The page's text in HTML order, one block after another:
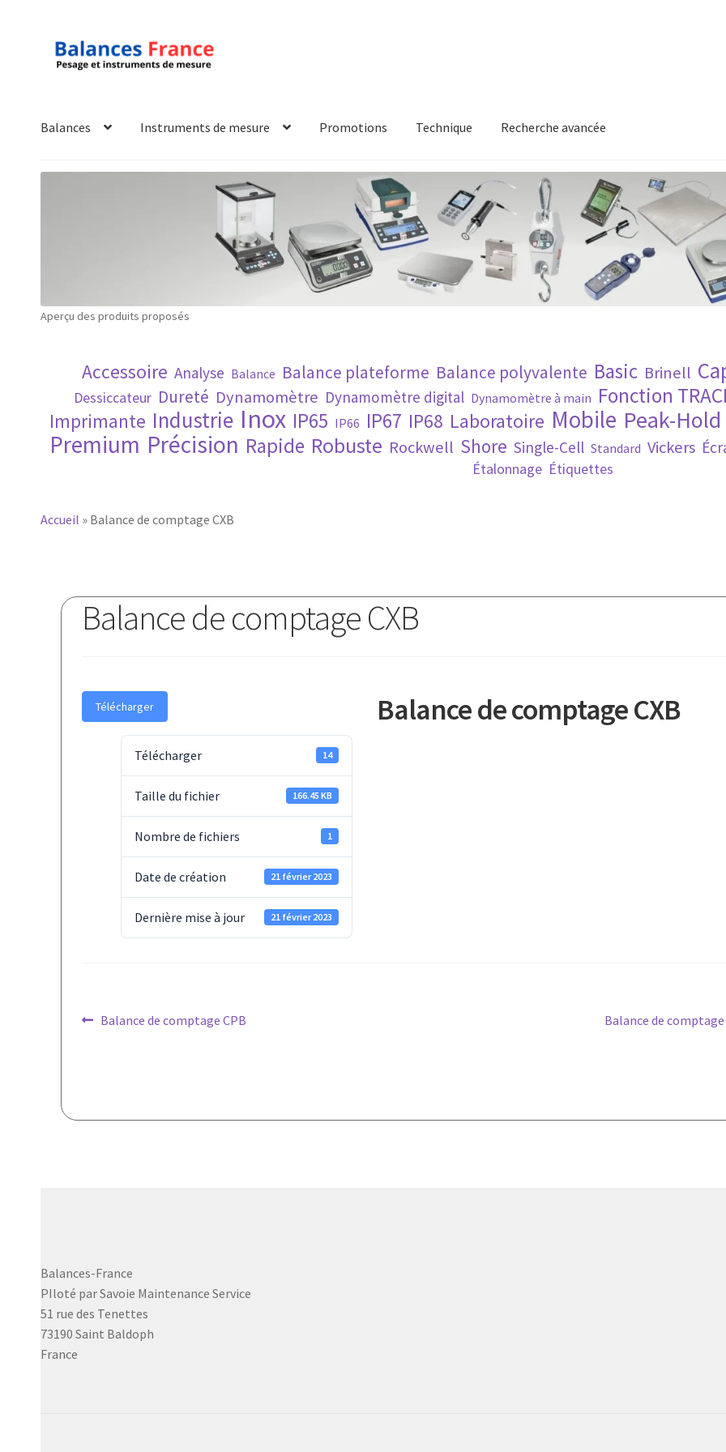
Aller
Aller
Balances Instruments de mesure Promotions Technique Recherche avancée
Politique de confidentialité Politique en matière de remboursements et de retours Recherche
Validation de la commande
Aperçu des produits proposés
Accessoire Analyse Balance Balance plateforme Balance polyvalente Basic Brinell
Dessiccateur Dureté Dynamomètre Dynamomètre digital Dynamomètre à main Fonction
Imprimante Industrie Inox IP65 IP66 IP67 IP68 Laboratoire Mobile Peak-Hold
Premium Précision Rapide Robuste Rockwell Shore Single-Cell Standard Vickers
Étalonnage Étiquettes
Accueil » Balance de comptage CXB
Balance de comptage CXB
Télécharger
Télécharger 14
Taille du fichier 166.45 KB
Nombre de fichiers 1
Date de création 21 février 2023
Dernière mise à jour 21 février 2023
Balance de comptage CXB
Navigation
Article
Balance de comptage CPB
Article
Balance de comptage
Balances-France
PIloté par Savoie Maintenance Service
51 rue des Tenettes
73190 Saint Baldoph
France